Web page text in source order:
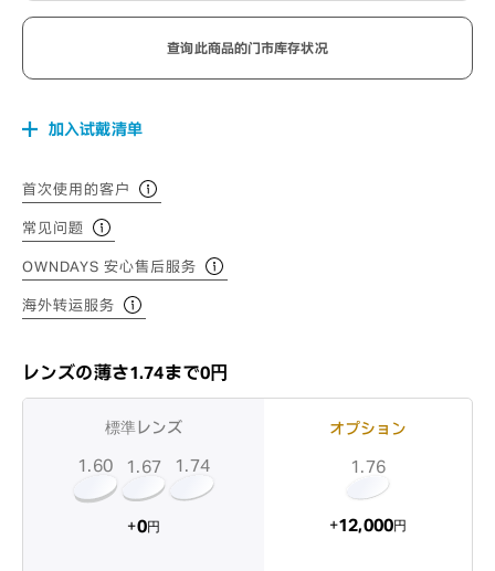
查询此商品的门市库存状况
加入试戴清单
首次使用的客户
常见问题
OWNDAYS 安心售后服务
海外转运服务
レンズの薄さ1.74まで0円
標準レンズ
1.60 1.67 1.74
+0円
オプション
1.76
+12,000円